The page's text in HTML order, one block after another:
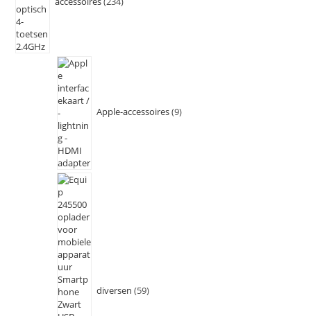
Apple-accessoires 9
diversen 59